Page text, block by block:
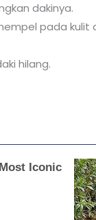
dakinya.
pada
hilang.